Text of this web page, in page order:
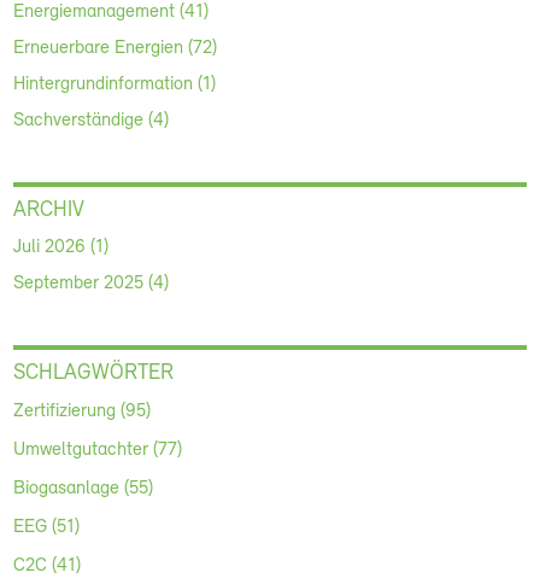
Energiemanagement (41)
Erneuerbare Energien (72)
Hintergrundinformation (1)
Sachverständige (4)
ARCHIV
Juli 2026 (1)
September 2025 (4)
SCHLAGWÖRTER
Zertifizierung (95)
Umweltgutachter (77)
Biogasanlage (55)
EEG (51)
C2C (41)